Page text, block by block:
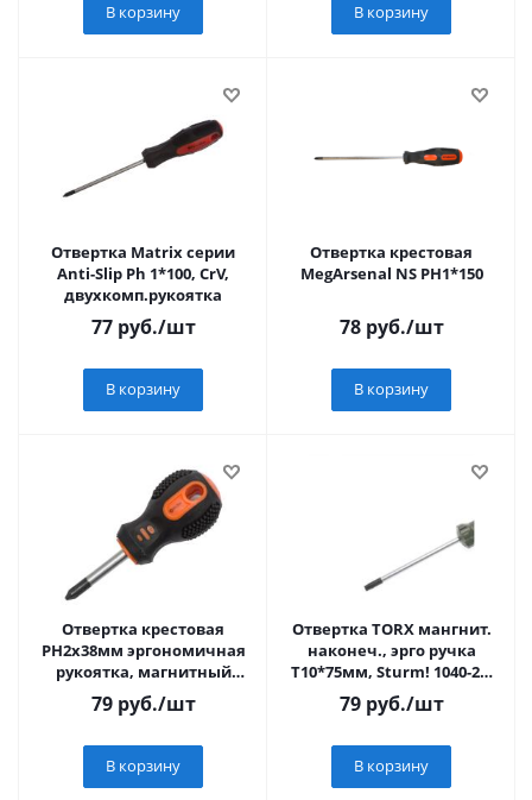
В корзину В корзину
Отвертка Matrix серии
Anti-Slip Ph 1*100, CrV,
двухкомп.рукоятка
77руб./шт
В корзину
Отвертка крестовая
MegArsenal NS РН1*150
78руб./шт
В корзину
Отвертка крестовая
PH2x38мм эргономичная
рукоятка, магнитный
наконечник,Sturm! 1040-
03-PH2-38
79руб./шт
В корзину
Отвертка TORX мангнит.
наконеч., эрго ручка
T10*75мм, Sturm! 1040-22-
T10-75
79руб./шт
В корзину